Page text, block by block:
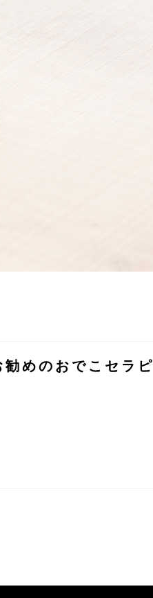
めのおでこセラピ